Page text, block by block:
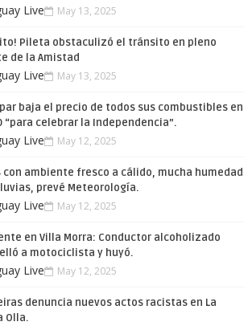
Live May 13, 2025
Pileta obstaculizó el tránsito en pleno
de la Amistad
Live May 13, 2025
baja el precio de todos sus combustibles en
“para celebrar la Independencia”.
Live May 12, 2025
con ambiente fresco a cálido, mucha humedad
prevé Meteorología.
Live May 12, 2025
en Villa Morra: Conductor alcoholizado
a motociclista y huyó.
Live May 12, 2025
denuncia nuevos actos racistas en La
Olla.